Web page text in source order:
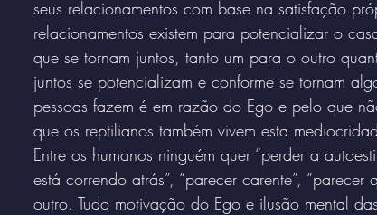
seus relacionamentos com base na satisfação
relacionamentos existem para potencializar o
que se tornam juntos, tanto um para o outro
juntos se potencializam e conforme se tornam
pessoas fazem é em razão do Ego e pelo que
que os reptilianos também vivem esta
Entre os humanos ninguém quer “perder a
está correndo atrás”, “parecer carente”,
outro. Tudo motivação do Ego e ilusão mental